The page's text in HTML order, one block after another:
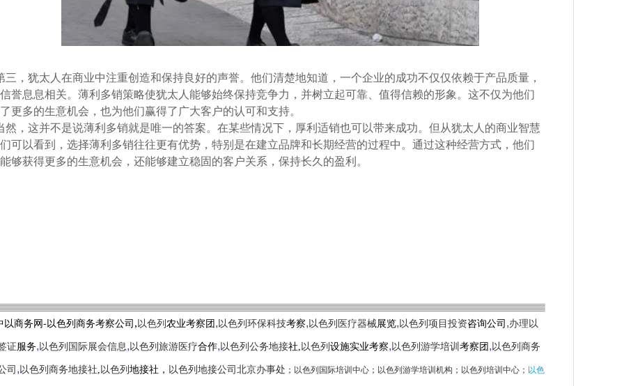
三，犹太人在商业中注重创造和保持良好的声誉。他们清楚地知道，一个企业的成功不仅仅依赖于产品质量，
誉息息相关。薄利多销策略使犹太人能够始终保持竞争力，并树立起可靠、值得信赖的形象。这不仅为他们
更多的生意机会，也为他们赢得了广大客户的认可和支持。
然，这并不是说薄利多销就是唯一的答案。在某些情况下，厚利适销也可以带来成功。但从犹太人的商业智慧
可以看到，选择薄利多销往往更有优势，特别是在建立品牌和长期经营的过程中。通过这种经营方式，他们
够获得更多的生意机会，还能够建立稳固的客户关系，保持长久的盈利。
以商务网-以色列商务考察公司 , 以色列 农业考察团 , 以色列环保科技考察, 以色列医疗器械展览, 以色列项目投资咨询公司 ,办理以
证服务, 以色列国际展会信息, 以色列旅游医疗合作, 以色列公务地接社, 以色列 设施实业考察, 以色列游学培训 考察团 , 以色列商务
司 , 以色列商务地接社, 以色列 地接社， 以色列地接公司北京办事处 ； 以色列国际培训中心 ； 以色列游学培训机构 ； 以色列培训中心； 以色